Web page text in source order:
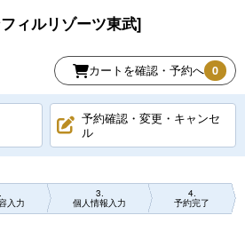
ィルリゾーツ東武]
カートを確認・予約へ 0
予約確認・変更・キャンセ
ル
入力
3
個人情報入力
4
予約完了